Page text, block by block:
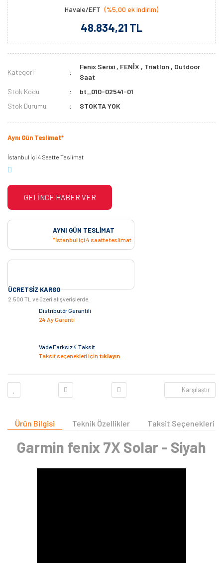
Havale/EFT (%5,00 ek indirim)
48.834,21 TL
Kategori
Fenix Serisi , FENİX , Triatlon , Outdoor
Saat
Stok Kodu
bt_010-02541-01
Stok Durumu
STOKTA YOK
Aynı Gün Teslimat*
İstanbul İçi 4 Saatte Teslimat
GELİNCE HABER VER
AYNI GÜN TESLIMAT
*İstanbul içi 4 saatte teslimat.
ÜCRETSIZ KARGO
2.500 TL ve üzeri alışverişlerde.
Distribütör Garantili
24 Ay Garanti
Vade Farksız 4 Taksit
Taksit seçenekleri için tıklayın
Karşılaştır
Ürün Bilgisi Teknik Özellikler Taksit Seçenekleri
Garmin fenix 7X Solar - Siyah